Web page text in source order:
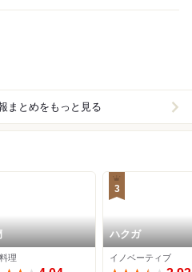
まとめをもっと見る
理
3
ハクガ
イノベーティブ